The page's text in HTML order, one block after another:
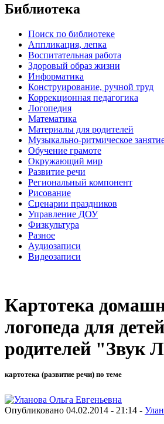
Библиотека
Поиск по библиотеке
Аппликация, лепка
Воспитательная работа
Здоровый образ жизни
Информатика
Конструирование, ручной труд
Коррекционная педагогика
Логопедия
Математика
Материалы для родителей
Музыкально-ритмическое
Обучение грамоте
Окружающий мир
Развитие речи
Региональный компонент
Рисование
Сценарии праздников
Управление ДОУ
Физкультура
Разное
Аудиозаписи
Видеозаписи
Картотека
логопеда для
родителей "Звук
картотека (развитие речи) по теме
Опубликовано 04.02.2014 - 21:14 -